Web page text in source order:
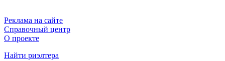
Реклама на сайте
Справочный центр
О проекте
Найти риэлтера